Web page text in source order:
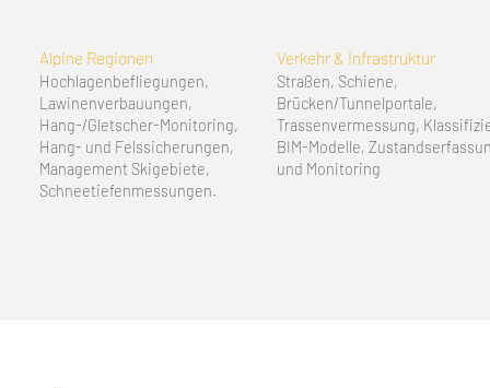
Alpine Regionen
Hochlagenbefliegungen,
Lawinenverbauungen,
Hang‑/Gletscher‑Monitoring,
Hang- und Felssicherungen,
Management Skigebiete,
Schneetiefenmessungen.
Verkehr & Infrastruktur
Straßen, Schiene,
Brücken/Tunnelportale,
Trassenvermessung,
BIM-Modelle,
und Monitoring